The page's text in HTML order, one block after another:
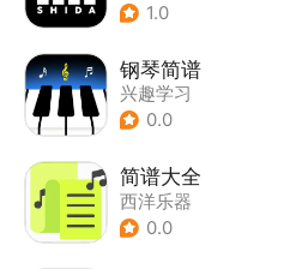
1.0
钢琴简谱
兴趣学习
0.0
简谱大全
西洋乐器
0.0